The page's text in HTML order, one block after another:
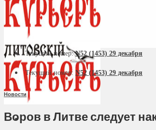
Текущий номер:N52 (1453) 29 декабря
Текущий номер: N52 (1453) 29 декабря
Новости
Воров в Литве следует